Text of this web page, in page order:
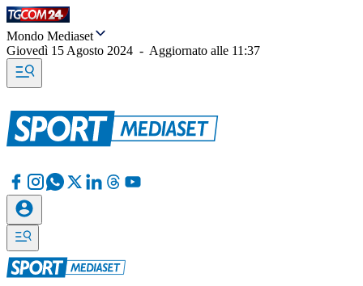
Mondo Mediaset
Giovedì 15 Agosto 2024 - Aggiornato alle 11:37